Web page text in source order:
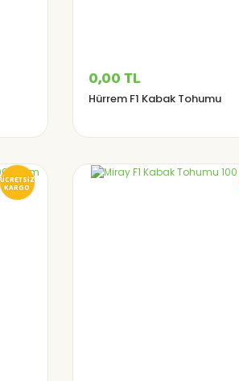
0,00 TL
Hürrem F1 Kabak Tohumu
ÜCRETSİZ
KARGO